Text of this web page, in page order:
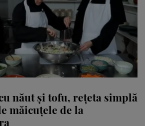
năut și tofu, rețeta simplă
măicuțele de la